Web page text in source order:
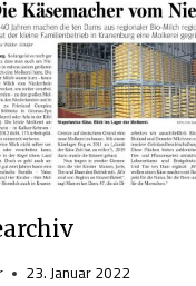
23. Januar 2022